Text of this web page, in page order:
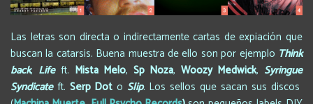
Las letras son directa o indirectamente cartas de expiación que
buscan la catarsis. Buena muestra de ello son por ejemplo Think
back, Lifeft. Mista Melo, Sp Noza, Woozy Medwick, Syringue
Syndicateft. Serp Doto Slip. Los sellos que sacan sus discos